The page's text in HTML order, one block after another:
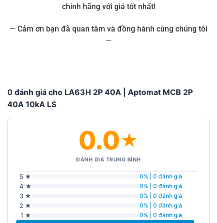
chính hãng với giá tốt nhất!
— Cảm ơn bạn đã quan tâm và đồng hành cùng chúng tôi
—
0 đánh giá cho LA63H 2P 40A | Aptomat MCB 2P
40A 10kA LS
0.0★
ĐÁNH GIÁ TRUNG BÌNH
5 ★ 0% | 0 đánh giá
4 ★ 0% | 0 đánh giá
3 ★ 0% | 0 đánh giá
2 ★ 0% | 0 đánh giá
1 ★ 0% | 0 đánh giá